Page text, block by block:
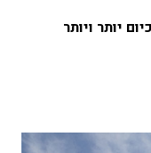
יותר ויותר